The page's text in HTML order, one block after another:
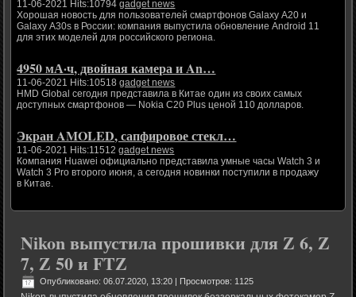
11-06-2021 Hits:10794gadget news
Хорошая новость для пользователей смартфонов Galaxy A20 и
Galaxy A30s в России: компания выпустила обновление Android 11
для этих моделей для российского региона.
4950 мА·ч, двойная камера и An…
11-06-2021 Hits:10518gadget news
HMD Global сегодня представила в Китае один из своих самых
доступных смартфонов — Nokia C20 Plus ценой 110 долларов.
Экран AMOLED, сапфировое стекл…
11-06-2021 Hits:11512gadget news
Компания Huawei официально представила умные часы Watch 3 и
Watch 3 Pro второго июня, а сегодня новинки поступили в продажу
в Китае.
Nikon выпустила прошивки для Z 6, Z
7, Z 50 и FTZ
Опубликовано: 06.07.2020, 13:20 | Просмотров: 1125